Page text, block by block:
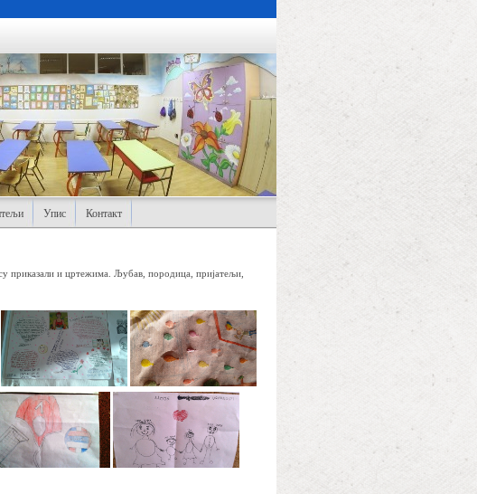
Упис Контакт
приказали и цртежима. Љубав, породица, пријатељи,